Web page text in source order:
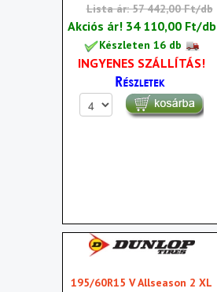
Lista ár: 57 442,00 Ft/db
Akciós ár! 34 110,00 Ft/db
Készleten 16 db
INGYENES SZÁLLÍTÁS!
195/60R15 V Allseason 2 XL